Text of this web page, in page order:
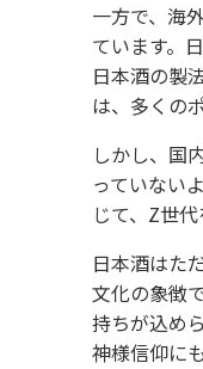
一方で、海
ています。
日本酒の製
は、多くの
しかし、国
っていない
じて、Z世
日本酒はた
文化の象徴
持ちが込め
神様信仰に